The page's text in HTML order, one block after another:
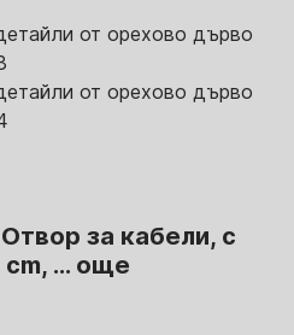
Отвор за кабели, с
, … още